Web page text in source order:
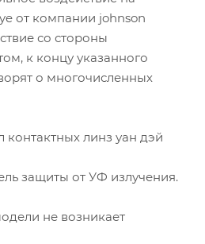
от компании johnson
со стороны
к концу указанного
о многочисленных
контактных линз уан дэй
защиты от УФ излучения.
не возникает